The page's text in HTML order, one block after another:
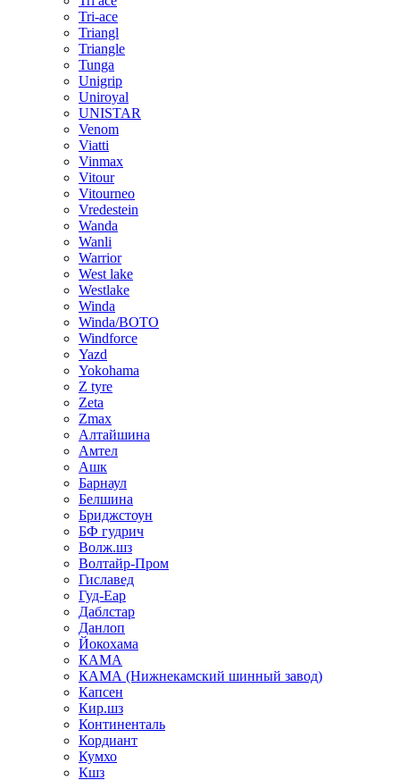
Tri-ace
Triangl
Triangle
Tunga
Unigrip
Uniroyal
UNISTAR
Venom
Viatti
Vinmax
Vitour
Vitourneo
Vredestein
Wanda
Wanli
Warrior
West lake
Westlake
Winda
Winda/BOTO
Windforce
Yazd
Yokohama
Z tyre
Zeta
Zmax
Алтайшина
Амтел
Ашк
Барнаул
Белшина
Бриджстоун
БФ гудрич
Волж.шз
Волтайр-Пром
Гиславед
Гуд-Еар
Даблстар
Данлоп
Йокохама
КАМА
КАМА (Нижнекамский шинный завод)
Капсен
Кир.шз
Континенталь
Кордиант
Кумхо
Кшз